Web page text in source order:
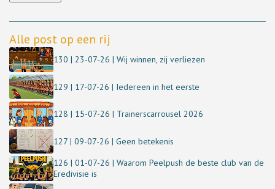
Alle post op een rij
130 | 23-07-26 | Wij winnen, zij verliezen
129 | 17-07-26 | Iedereen in het eerste
128 | 15-07-26 | Trainerscarrousel 2026
127 | 09-07-26 | Geen betekenis
126 | 01-07-26 | Waarom Peelpush de beste club van de
Eredivisie is